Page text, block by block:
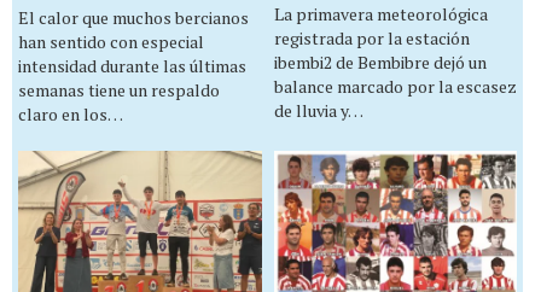
El calor que muchos bercianos
han sentido con especial
intensidad durante las últimas
semanas tiene un respaldo
claro en los…
La primavera meteorológica
registrada por la estación
ibembi2 de Bembibre dejó un
balance marcado por la escasez
de lluvia y…